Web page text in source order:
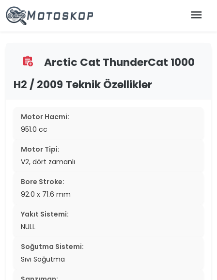
menu
assignment_add
Arctic Cat ThunderCat 1000
H2 / 2009 Teknik Özellikler
Motor Hacmi:
951.0 cc
Motor Tipi:
V2, dört zamanlı
Bore Stroke:
92.0 x 71.6 mm
Yakıt Sistemi:
NULL
Soğutma Sistemi:
Sıvı Soğutma